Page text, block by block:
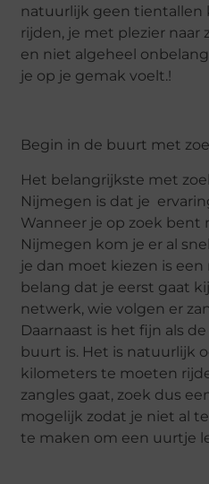
natuurlijk geen tientallen
rijden, je met plezier naar
en niet algeheel
je op je gemak voelt.!
Begin in de buurt met
Het belangrijkste met
Nijmegen is dat je
Wanneer je op zoek bent
Nijmegen kom je er al
je dan moet kiezen is een
belang dat je eerst gaat
netwerk, wie volgen er
Daarnaast is het fijn als
buurt is. Het is natuurlijk
kilometers te moeten
zangles gaat, zoek dus
mogelijk zodat je niet al
te maken om een uurtje